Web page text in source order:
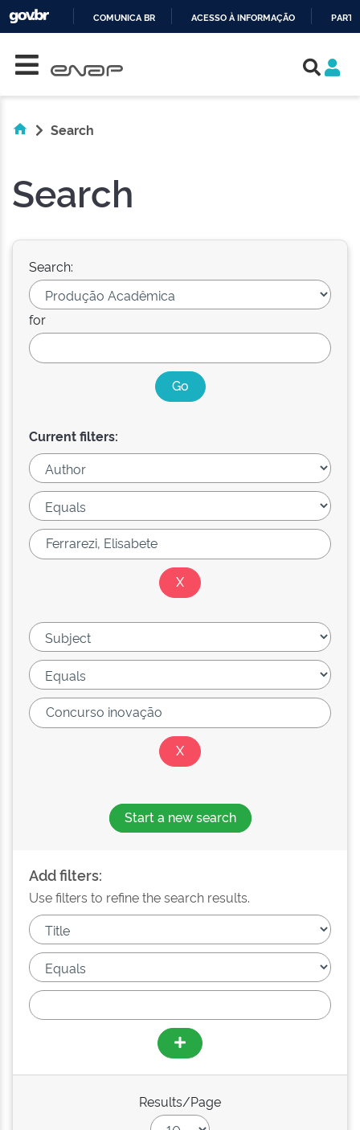
COMUNICA BR ACESSO À INFORMAÇÃO
Search
Search
Search:
for
Current filters:
Start a new search
Add filters:
Use filters to refine the search results.
Results/Page